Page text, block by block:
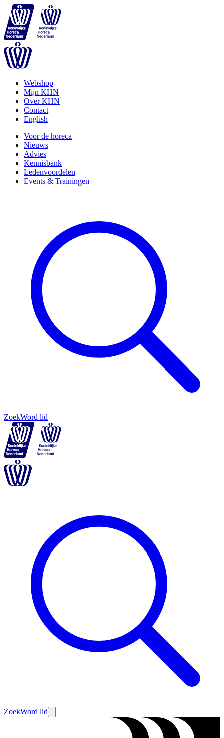
Webshop
Mijn KHN
Over KHN
Contact
English
Voor de horeca
Nieuws
Advies
Kennisbank
Ledenvoordelen
Events & Trainingen
ZoekWord lid
ZoekWord lid